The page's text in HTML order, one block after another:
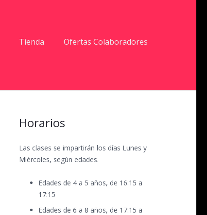
Tienda Ofertas Colaboradores
Horarios
Las clases se impartirán los días Lunes y
Miércoles, según edades.
Edades de 4 a 5 años, de 16:15 a
17:15
Edades de 6 a 8 años, de 17:15 a